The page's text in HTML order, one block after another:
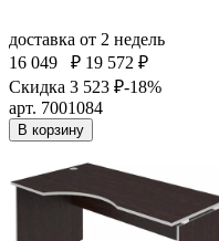
доставка от 2 недель
16 049
₽ 19 572 ₽
Скидка 3 523 ₽-18%
арт. 7001084
В корзину